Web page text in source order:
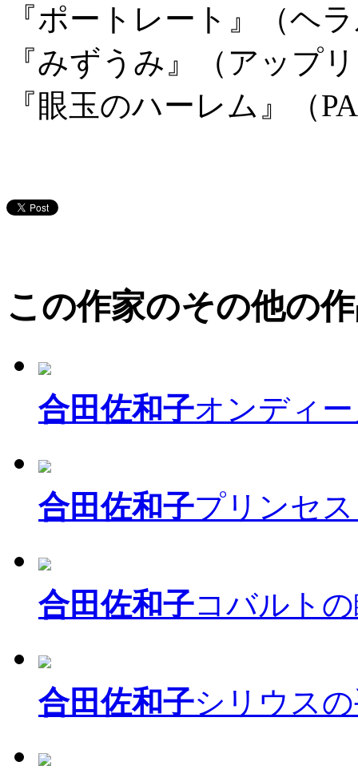
『ポートレート』（ヘ
『みずうみ』（アップ
『眼玉のハーレム』（
この作家のその他の
合田佐和子オンディ
合田佐和子プリンセ
合田佐和子コバルト
合田佐和子シリウス